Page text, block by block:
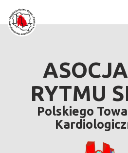
RYTMU
Polskiego